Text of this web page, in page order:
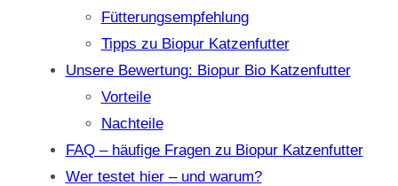
Fütterungsempfehlung
Tipps zu Biopur Katzenfutter
Unsere Bewertung: Biopur Bio Katzenfutter
Vorteile
Nachteile
FAQ – häufige Fragen zu Biopur Katzenfutter
Wer testet hier – und warum?